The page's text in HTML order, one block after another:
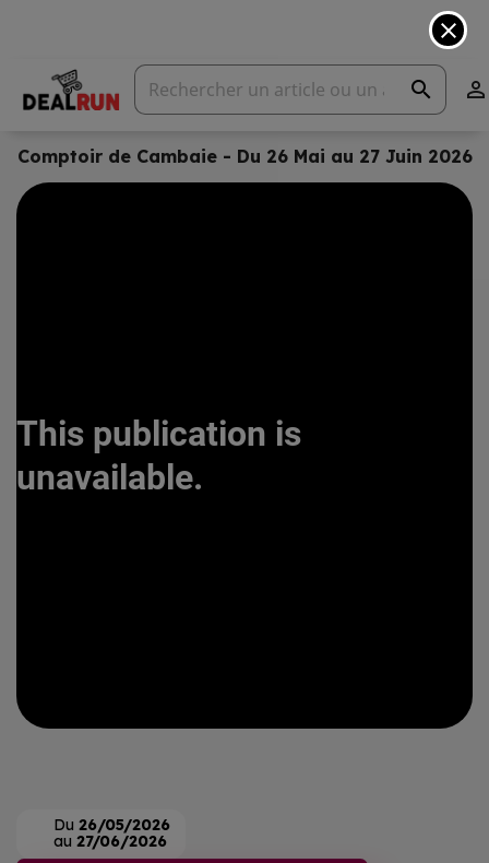
search 
close
Comptoir de Cambaie - Du 26 Mai au 27 Juin 2026
Du 26/05/2026
au 27/06/2026